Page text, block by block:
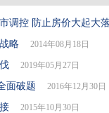
调控 防止房价大起大落
略 2014年08月18日
2019年05月27日
面破题 2016年12月30日
2015年10月30日